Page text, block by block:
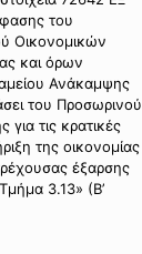
του
Οικονομικών
και όρων
Ανάκαμψης
του Προσωρινού
για τις κρατικές
της οικονομίας
έξαρσης
3.13» (Β’